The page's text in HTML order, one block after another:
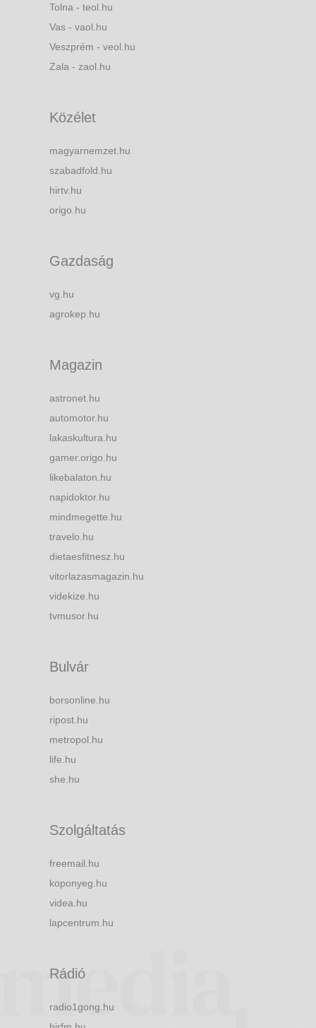
Tolna - teol.hu
Vas - vaol.hu
Veszprém - veol.hu
Zala - zaol.hu
Közélet
magyarnemzet.hu
szabadfold.hu
hirtv.hu
origo.hu
Gazdaság
vg.hu
agrokep.hu
Magazin
astronet.hu
automotor.hu
lakaskultura.hu
gamer.origo.hu
likebalaton.hu
napidoktor.hu
mindmegette.hu
travelo.hu
dietaesfitnesz.hu
vitorlazasmagazin.hu
videkize.hu
tvmusor.hu
Bulvár
borsonline.hu
ripost.hu
metropol.hu
life.hu
she.hu
Szolgáltatás
freemail.hu
koponyeg.hu
videa.hu
lapcentrum.hu
Rádió
radio1gong.hu